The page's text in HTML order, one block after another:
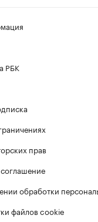
РБК
прав
соглашение
обработки
файлов cookie